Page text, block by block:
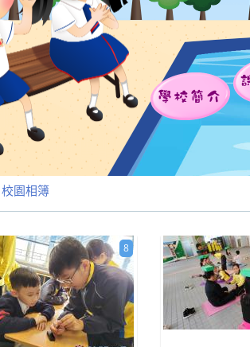
學校簡介
校園相簿
8